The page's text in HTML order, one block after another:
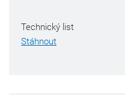
Technický list
Stáhnout